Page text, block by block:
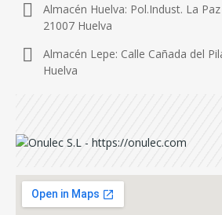
Almacén Huelva: Pol.Indust. La
21007 Huelva
Almacén Lepe: Calle Cañada del
Huelva